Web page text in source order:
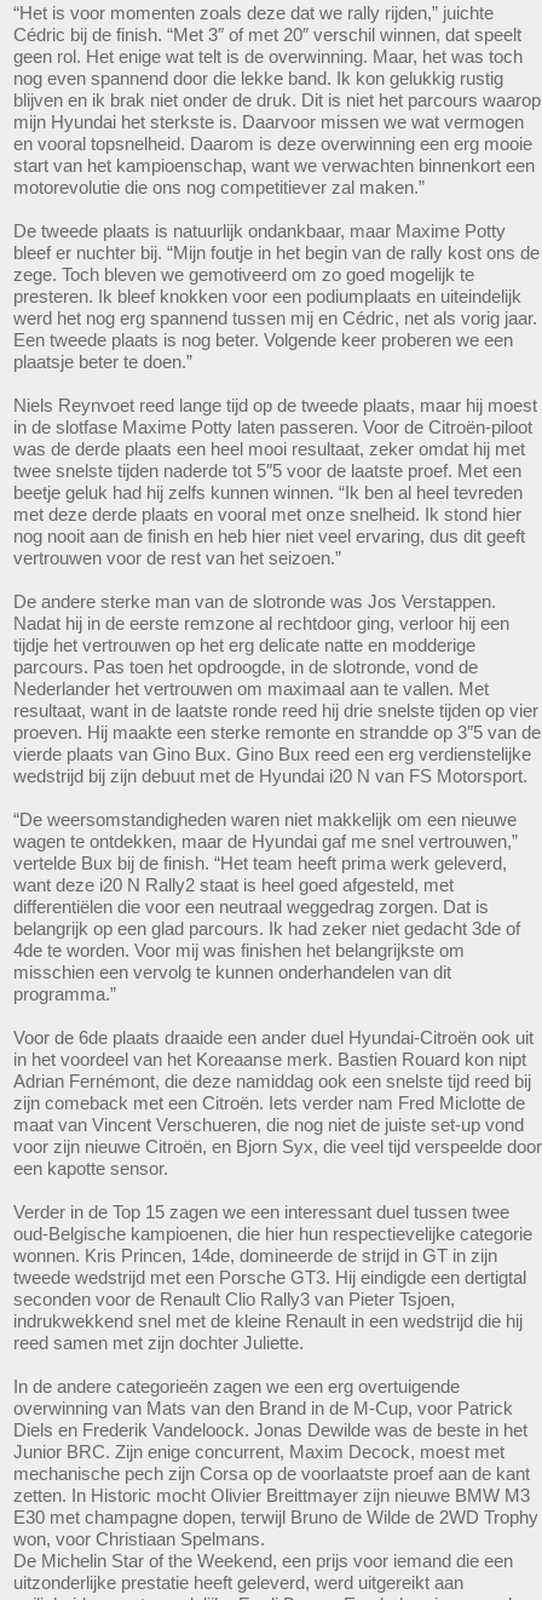
“Het is voor momenten zoals deze dat we rally rijden,” juichte
Cédric bij de finish. “Met 3″ of met 20″ verschil winnen, dat speelt
geen rol. Het enige wat telt is de overwinning. Maar, het was toch
nog even spannend door die lekke band. Ik kon gelukkig rustig
blijven en ik brak niet onder de druk. Dit is niet het parcours waarop
mijn Hyundai het sterkste is. Daarvoor missen we wat vermogen
en vooral topsnelheid. Daarom is deze overwinning een erg mooie
start van het kampioenschap, want we verwachten binnenkort een
motorevolutie die ons nog competitiever zal maken.”
De tweede plaats is natuurlijk ondankbaar, maar Maxime Potty
bleef er nuchter bij. “Mijn foutje in het begin van de rally kost ons de
zege. Toch bleven we gemotiveerd om zo goed mogelijk te
presteren. Ik bleef knokken voor een podiumplaats en uiteindelijk
werd het nog erg spannend tussen mij en Cédric, net als vorig jaar.
Een tweede plaats is nog beter. Volgende keer proberen we een
plaatsje beter te doen.”
Niels Reynvoet reed lange tijd op de tweede plaats, maar hij moest
in de slotfase Maxime Potty laten passeren. Voor de Citroën-piloot
was de derde plaats een heel mooi resultaat, zeker omdat hij met
twee snelste tijden naderde tot 5″5 voor de laatste proef. Met een
beetje geluk had hij zelfs kunnen winnen. “Ik ben al heel tevreden
met deze derde plaats en vooral met onze snelheid. Ik stond hier
nog nooit aan de finish en heb hier niet veel ervaring, dus dit geeft
vertrouwen voor de rest van het seizoen.”
De andere sterke man van de slotronde was Jos Verstappen.
Nadat hij in de eerste remzone al rechtdoor ging, verloor hij een
tijdje het vertrouwen op het erg delicate natte en modderige
parcours. Pas toen het opdroogde, in de slotronde, vond de
Nederlander het vertrouwen om maximaal aan te vallen. Met
resultaat, want in de laatste ronde reed hij drie snelste tijden op vier
proeven. Hij maakte een sterke remonte en strandde op 3″5 van de
vierde plaats van Gino Bux. Gino Bux reed een erg verdienstelijke
wedstrijd bij zijn debuut met de Hyundai i20 N van FS Motorsport.
“De weersomstandigheden waren niet makkelijk om een nieuwe
wagen te ontdekken, maar de Hyundai gaf me snel vertrouwen,”
vertelde Bux bij de finish. “Het team heeft prima werk geleverd,
want deze i20 N Rally2 staat is heel goed afgesteld, met
differentiëlen die voor een neutraal weggedrag zorgen. Dat is
belangrijk op een glad parcours. Ik had zeker niet gedacht 3de of
4de te worden. Voor mij was finishen het belangrijkste om
misschien een vervolg te kunnen onderhandelen van dit
programma.”
Voor de 6de plaats draaide een ander duel Hyundai-Citroën ook uit
in het voordeel van het Koreaanse merk. Bastien Rouard kon nipt
Adrian Fernémont, die deze namiddag ook een snelste tijd reed bij
zijn comeback met een Citroën. Iets verder nam Fred Miclotte de
maat van Vincent Verschueren, die nog niet de juiste set-up vond
voor zijn nieuwe Citroën, en Bjorn Syx, die veel tijd verspeelde door
een kapotte sensor.
Verder in de Top 15 zagen we een interessant duel tussen twee
oud-Belgische kampioenen, die hier hun respectievelijke categorie
wonnen. Kris Princen, 14de, domineerde de strijd in GT in zijn
tweede wedstrijd met een Porsche GT3. Hij eindigde een dertigtal
seconden voor de Renault Clio Rally3 van Pieter Tsjoen,
indrukwekkend snel met de kleine Renault in een wedstrijd die hij
reed samen met zijn dochter Juliette.
In de andere categorieën zagen we een erg overtuigende
overwinning van Mats van den Brand in de M-Cup, voor Patrick
Diels en Frederik Vandeloock. Jonas Dewilde was de beste in het
Junior BRC. Zijn enige concurrent, Maxim Decock, moest met
mechanische pech zijn Corsa op de voorlaatste proef aan de kant
zetten. In Historic mocht Olivier Breittmayer zijn nieuwe BMW M3
E30 met champagne dopen, terwijl Bruno de Wilde de 2WD Trophy
won, voor Christiaan Spelmans.
De Michelin Star of the Weekend, een prijs voor iemand die een
uitzonderlijke prestatie heeft geleverd, werd uitgereikt aan